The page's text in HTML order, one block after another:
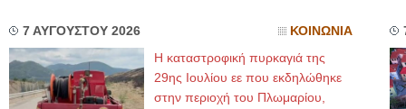
7 ΑΥΓΟΥΣΤΟΥ 2026 ΚΟΙΝΩΝΙΑ
Η καταστροφική πυρκαγιά της
29ης Ιουλίου εε που εκδηλώθηκε
στην περιοχή του Πλωμαρίου,